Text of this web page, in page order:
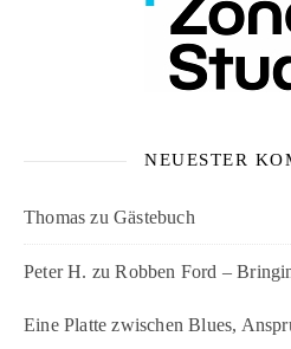
NEUESTER
Thomas zuGästebuch
Peter H. zuRobben Ford –
Eine Platte zwischen Blues,